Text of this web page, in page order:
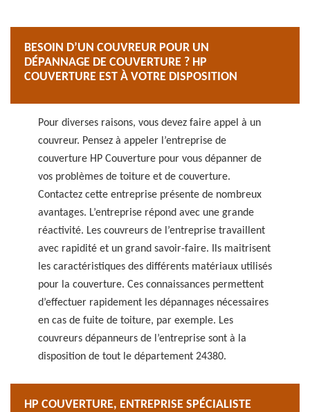
BESOIN D’UN COUVREUR POUR UN
DÉPANNAGE DE COUVERTURE ? HP
COUVERTURE EST À VOTRE DISPOSITION
Pour diverses raisons, vous devez faire appel à un
couvreur. Pensez à appeler l’entreprise de
couverture HP Couverture pour vous dépanner de
vos problèmes de toiture et de couverture.
Contactez cette entreprise présente de nombreux
avantages. L’entreprise répond avec une grande
réactivité. Les couvreurs de l’entreprise travaillent
avec rapidité et un grand savoir-faire. Ils maitrisent
les caractéristiques des différents matériaux utilisés
pour la couverture. Ces connaissances permettent
d’effectuer rapidement les dépannages nécessaires
en cas de fuite de toiture, par exemple. Les
couvreurs dépanneurs de l’entreprise sont à la
disposition de tout le département 24380.
HP COUVERTURE, ENTREPRISE SPÉCIALISTE